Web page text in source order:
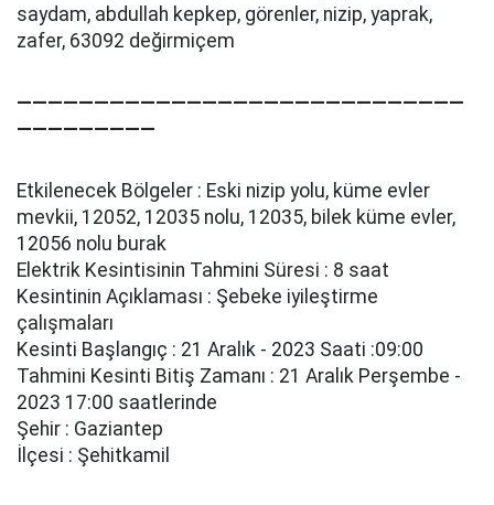
saydam, abdullah kepkep, görenler, ni̇zi̇p, yaprak,
zafer, 63092 deği̇rmi̇çem
—————————————————————————————
—————————
Etkilenecek Bölgeler : Eski̇ ni̇zi̇p yolu, küme evler
mevki̇i̇, 12052, 12035 nolu, 12035, bi̇lek küme evler,
12056 nolu burak
Elektrik Kesintisinin Tahmini Süresi : 8 saat
Kesintinin Açıklaması : Şebeke i̇yi̇leşti̇rme
çalışmaları
Kesinti Başlangıç : 21 Aralık - 2023 Saati :09:00
Tahmini Kesinti Bitiş Zamanı : 21 Aralık Perşembe -
2023 17:00 saatlerinde
Şehir : Gaziantep
İlçesi : Şehitkamil